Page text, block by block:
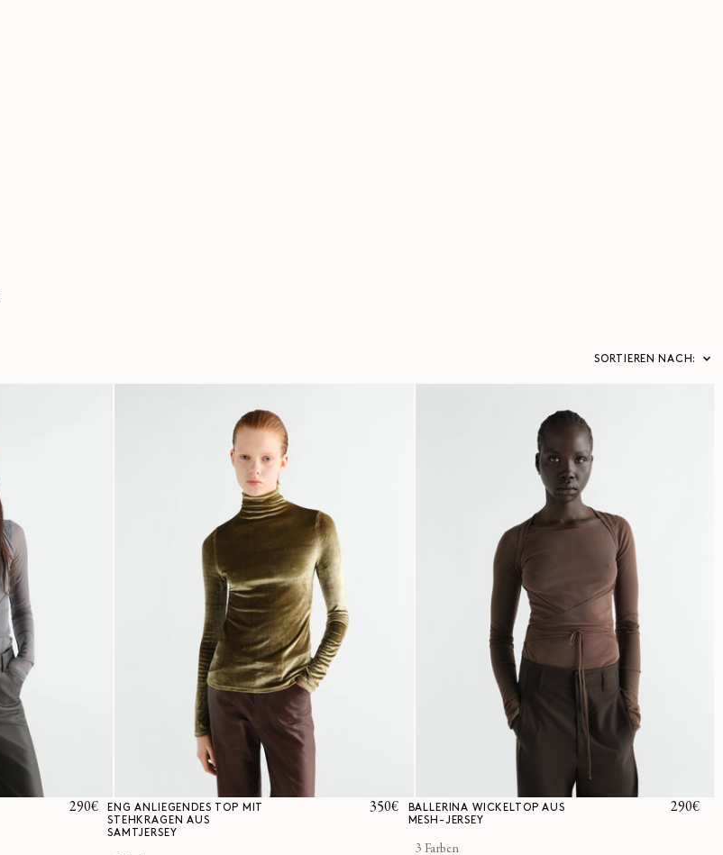
SORTIEREN NACH:
Normaler
290€
ENG ANLIEGENDES TOP MIT
STEHKRAGEN AUS
SAMTJERSEY
Normaler
350€
BALLERINA WICKELTOP AUS
MESH-JERSEY
290€
3 Farben